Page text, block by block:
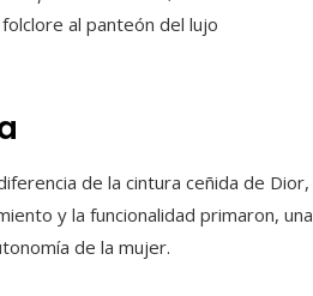
al panteón del lujo
de la cintura ceñida de Dior,
y la funcionalidad primaron, una
de la mujer.